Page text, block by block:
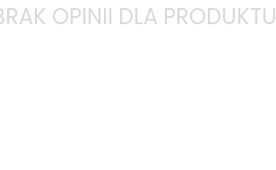
OPINII DLA PRODUKTU